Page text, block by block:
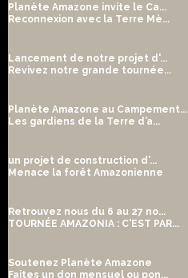
Planète Amazone invite le Ca...
Reconnexion avec la Terre Mè...
Lancement de notre projet d'...
Revivez notre grande tournée...
Planète Amazone au Campement...
Les gardiens de la Terre d’a...
un projet de construction d’...
Menace la forêt Amazonienne
Retrouvez nous du 6 au 27 no...
TOURNÉE AMAZONIA : C'EST PAR...
Soutenez Planète Amazone
Faites un don mensuel ou pon...